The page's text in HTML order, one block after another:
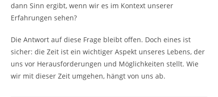
dann Sinn ergibt, wenn wir es im Kontext unserer
Erfahrungen sehen?
Die Antwort auf diese Frage bleibt offen. Doch eines ist
sicher: die Zeit ist ein wichtiger Aspekt unseres Lebens, der
uns vor Herausforderungen und Möglichkeiten stellt. Wie
wir mit dieser Zeit umgehen, hängt von uns ab.